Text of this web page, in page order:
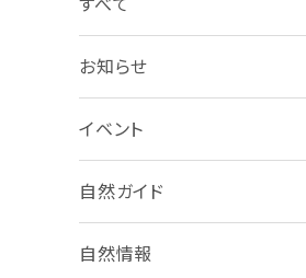
すべて
お知らせ
イベント
自然ガイド
自然情報